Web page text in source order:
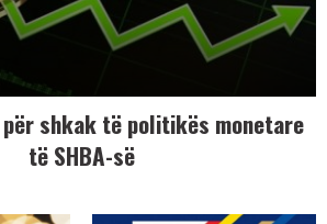
shkak të politikës monetare
të SHBA-së